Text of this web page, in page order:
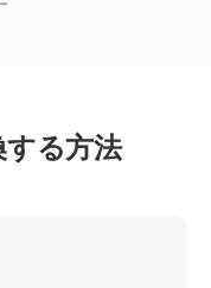
る方法